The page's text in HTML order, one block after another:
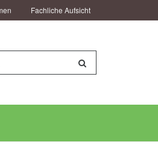
Fachliche Aufsicht